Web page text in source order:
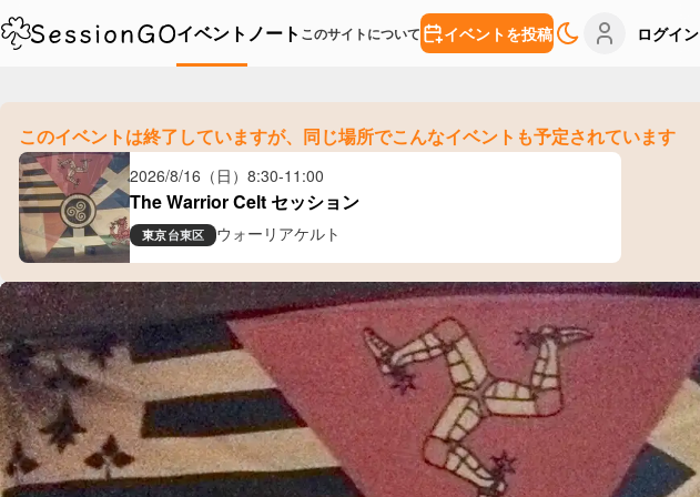
イベント ノート このサイトについて イベントを投稿 ログイン
このイベントは終了していますが、 同じ場所でこんなイベントも予定されています
2026/8/16（日） 8:30-11:00
The Warrior Celt セッション
東京台東区 ウォーリアケルト